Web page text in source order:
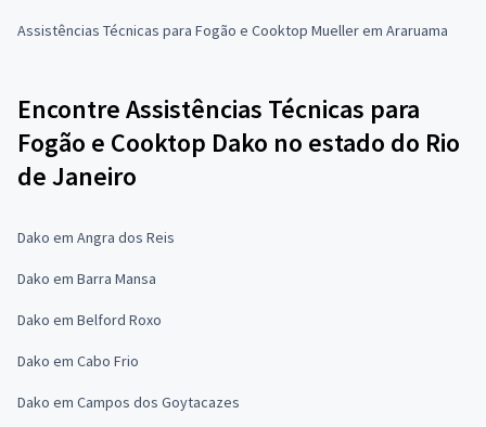
Assistências Técnicas para Fogão e Cooktop Mueller em Araruama
Encontre Assistências Técnicas para
Fogão e Cooktop Dako no estado do Rio
de Janeiro
Dako em Angra dos Reis
Dako em Barra Mansa
Dako em Belford Roxo
Dako em Cabo Frio
Dako em Campos dos Goytacazes